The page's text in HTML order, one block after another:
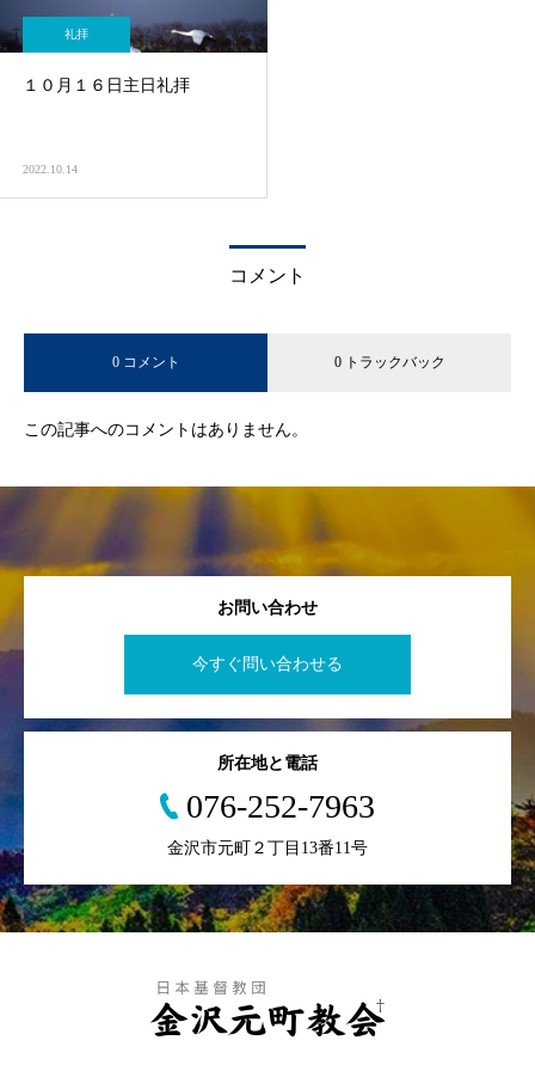
礼拝
１０月１６日主日礼拝
2022.10.14
コメント
0 コメント 0 トラックバック
この記事へのコメントはありません。
お問い合わせ
今すぐ問い合わせる
所在地と電話
076-252-7963
金沢市元町２丁目13番11号